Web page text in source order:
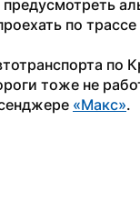
по
по
тоже не
«Макс».